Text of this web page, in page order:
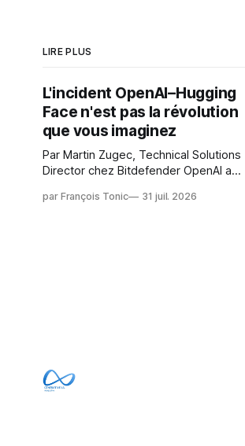
LIRE PLUS
L'incident OpenAI–Hugging
Face n'est pas la révolution
que vous imaginez
Par Martin Zugec, Technical Solutions
Director chez Bitdefender OpenAI a
dans le cadre d'une évaluation interne
par François Tonic 31 juil. 2026